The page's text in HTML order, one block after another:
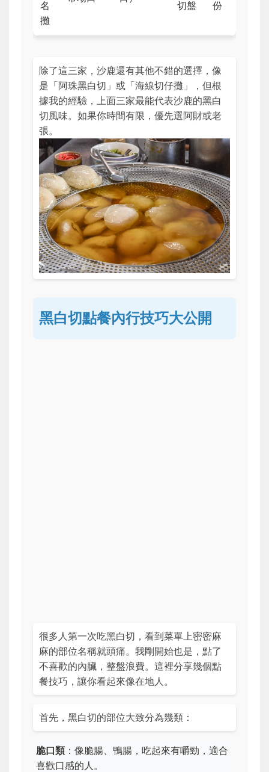
名
攤
切盤 份
除了這三家，沙鹿還有其他不錯的選擇，像
是「阿珠黑白切」或「海線切仔攤」，但根
據我的經驗，上面三家最能代表沙鹿的黑白
切風味。如果你時間有限，優先選阿財或老
張。
黑白切點餐內行技巧大公開
很多人第一次吃黑白切，看到菜單上密密麻
麻的部位名稱就頭痛。我剛開始也是，點了
不喜歡的內臟，整盤浪費。這裡分享幾個點
餐技巧，讓你看起來像在地人。
首先，黑白切的部位大致分為幾類：
脆口類：像脆腸、鴨腸，吃起來有嚼勁，適合
喜歡口感的人。